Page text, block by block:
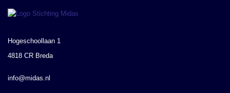
Hogeschoollaan 1
4818 CR Breda
info@midas.nl